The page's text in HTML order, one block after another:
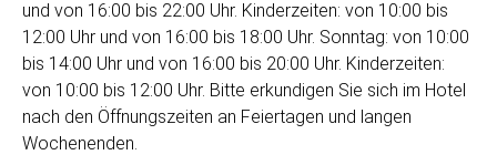
und von 16:00 bis 22:00 Uhr. Kinderzeiten: von 10:00 bis
12:00 Uhr und von 16:00 bis 18:00 Uhr. Sonntag: von 10:00
bis 14:00 Uhr und von 16:00 bis 20:00 Uhr. Kinderzeiten:
von 10:00 bis 12:00 Uhr. Bitte erkundigen Sie sich im Hotel
nach den Öffnungszeiten an Feiertagen und langen
Wochenenden.